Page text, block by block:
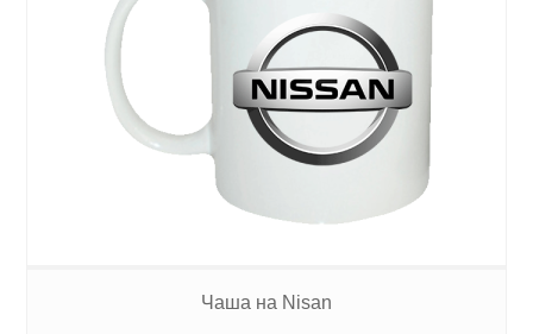
Чаша на Nisan